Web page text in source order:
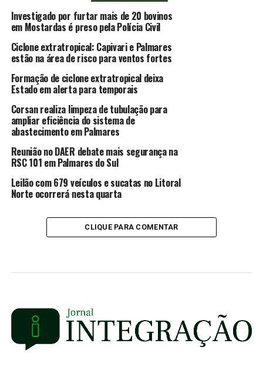
Investigado por furtar mais de 20 bovinos
em Mostardas é preso pela Polícia Civil
Ciclone extratropical: Capivari e Palmares
estão na área de risco para ventos fortes
Formação de ciclone extratropical deixa
Estado em alerta para temporais
Corsan realiza limpeza de tubulação para
ampliar eficiência do sistema de
abastecimento em Palmares
Reunião no DAER debate mais segurança na
RSC 101 em Palmares do Sul
Leilão com 679 veículos e sucatas no Litoral
Norte ocorrerá nesta quarta
CLIQUE PARA COMENTAR